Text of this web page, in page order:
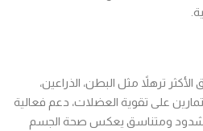
ترهلاً مثل البطن، الذراعين،
على تقوية العضلات، دعم فعالية
مشدود ومتناسق يعكس صحة الجسم